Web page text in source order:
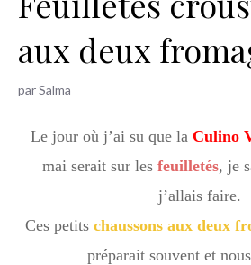
h
r
aux deux
parSalma
Le jour où j’ai su que la Culino
mai serait sur lesfeuilletés, je
j’allais faire.
Ces petits chaussons aux deux
préparait souvent et